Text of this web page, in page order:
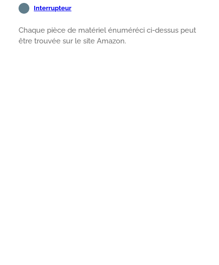
Interrupteur
Chaque pièce de matériel énuméréci ci-dessus peut
être trouvée sur le site Amazon.